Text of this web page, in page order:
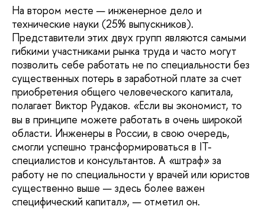
На втором месте — инженерное дело и
технические науки (25% выпускников).
Представители этих двух групп являются самыми
гибкими участниками рынка труда и часто могут
позволить себе работать не по специальности без
существенных потерь в заработной плате за счет
приобретения общего человеческого капитала,
полагает Виктор Рудаков. «Если вы экономист, то
вы в принципе можете работать в очень широкой
области. Инженеры в России, в свою очередь,
смогли успешно трансформироваться в IT-
специалистов и консультантов. А «штраф» за
работу не по специальности у врачей или юристов
существенно выше — здесь более важен
специфический капитал», — отметил он.